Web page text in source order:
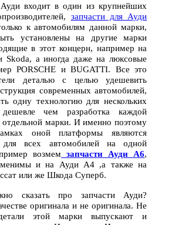
входит в один из крупнейших
запчасти для Ауди
к автомобилям данной марки,
установлены на другие марки
в этот концерн, например на
Skoda, а иногда даже на люксовые
PORSCHE и BUGATTI. Все это
деталью с целью удешевить
современных автомобилей,
одну технологию для нескольких
чем разработка каждой
отдельной марки. И именно поэтому
оной платформы являются
для всех автомобилей на одной
возмем запчасти Ауди А6,
и на Ауди А4 ,а также на
или же Шкода Суперб.
сказать про запчасти Ауди?
оригинала и не оригинала. Не
этой марки выпускают и